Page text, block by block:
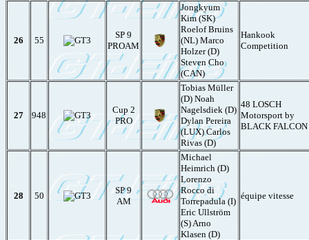
26 55
SP 9
PROAM
Jongkyum
Kim (SK)
Roelof Bruins
(NL) Marco
Holzer (D)
Steven Cho
(CAN)
Hankook
Competition
27 948
Cup 2
PRO
Tobias Müller
(D) Noah
Nagelsdiek (D)
Dylan Pereira
(LUX) Carlos
Rivas (D)
48 LOSCH
Motorsport by
BLACK FALCON
28 50
SP 9
AM
Michael
Heimrich (D)
Lorenzo
Rocco di
Torrepadula (I)
Eric Ullström
(S) Arno
Klasen (D)
équipe vitesse